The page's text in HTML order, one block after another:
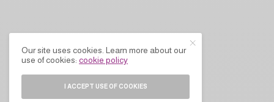
Our site uses cookies. Learn more about our
use of cookies:cookie policy
I ACCEPT USE OF COOKIES